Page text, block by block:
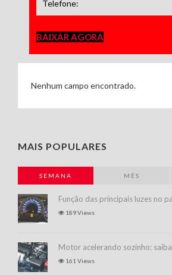
BAIXAR AGORA
Nenhum campo encontrado.
MAIS POPULARES
SEMANA MÊS
Função das principais luzes no
189 Views
Motor acelerando sozinho:
161 Views